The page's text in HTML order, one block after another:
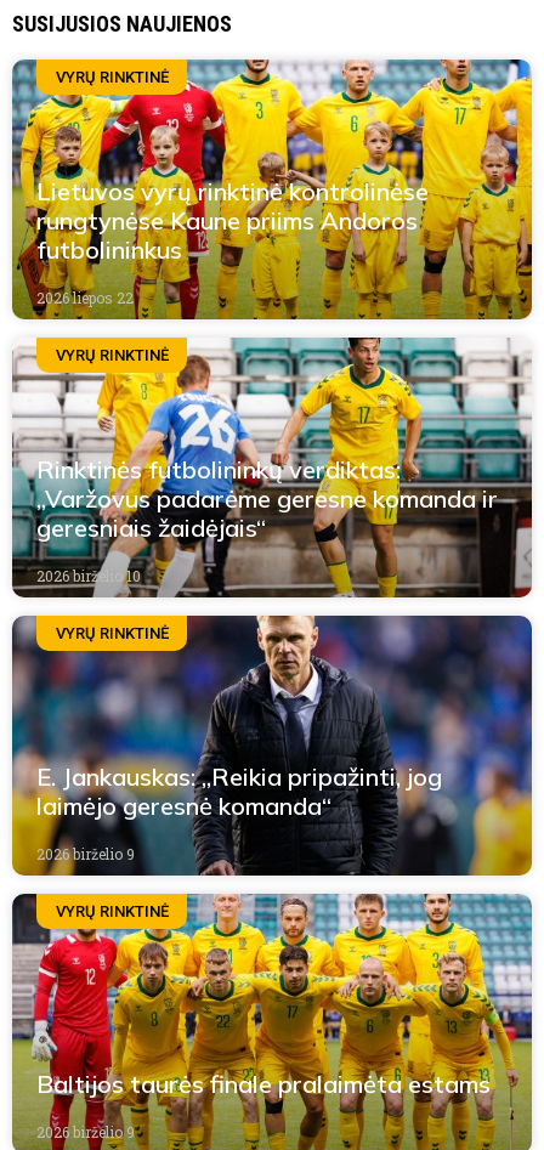
SUSIJUSIOS NAUJIENOS
VYRŲ RINKTINĖ
Lietuvos vyrų rinktinė kontrolinėse
rungtynėse Kaune priims Andoros
futbolininkus
2026 liepos 22
VYRŲ RINKTINĖ
Rinktinės futbolininkų verdiktas:
„Varžovus padarėme geresne komanda ir
geresniais žaidėjais“
2026 birželio 10
VYRŲ RINKTINĖ
E. Jankauskas: „Reikia pripažinti, jog
laimėjo geresnė komanda“
2026 birželio 9
VYRŲ RINKTINĖ
Baltijos taurės finale pralaimėta estams
2026 birželio 9